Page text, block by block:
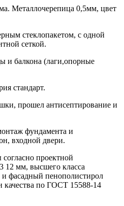
Металлочерепица 0,5мм, цвет
стеклопакетом, с одной
сеткой.
и балкона (лаги,опорные
стандарт.
прошел антисептирование и
фундамента и
входной двери.
проектной
12 мм, высшего класса
и фасадный пенополистирол
по ГОСТ 15588-14